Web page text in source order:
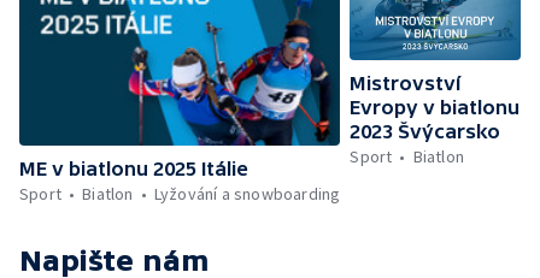
ME v biatlonu 2025 Itálie
Sport
Biatlon Lyžování a snowboarding
Mistrovství
Evropy v biatlonu
2023 Švýcarsko
Sport
Biatlon
Napište nám